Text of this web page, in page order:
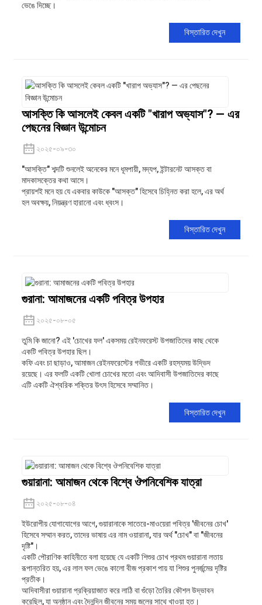
ভেঙে দিচ্ছে।
বিস্তারিত দেখুন
আসক্তি কি আসলেই কেবল একটি "খারাপ অভ্যাস"? — এর
পেছনের বিজ্ঞান উন্মোচন
২০২৫-০৯-৩০
"আসক্তি" শব্দটি শুনলেই অনেকের মনে ধূমপায়ী, মদ্যপ, ইন্টারনেট আসক্ত বা
মাদকাসক্তের কথা আসে।
প্রায়শই মনে হয় যে একবার কাউকে "আসক্ত" হিসেবে চিহ্নিত করা হলে, এর অর্থ
হল অবক্ষয়, নিয়ন্ত্রণ হারানো এবং ধ্বংস।
বিস্তারিত দেখুন
গুরানা: আমাজনের একটি পবিত্র উপহার
২০২৫-০৮-০৫
তুমি কি জানো? এই 'চোখের ফল' একসময় রেইনফরেস্ট উপজাতিদের কাছ থেকে
একটি পবিত্র উপহার ছিল।
কফি এবং চা ছাড়াও, আমাজন রেইনফরেস্টের গভীরে একটি রহস্যময় উদ্ভিদ
রয়েছে। এর ফলটি একটি খোলা চোখের মতো এবং আদিবাসী উপজাতিদের কাছে
এটি একটি ঐশ্বরিক শক্তির উৎস হিসেবে সম্মানিত।
বিস্তারিত দেখুন
গুয়ারানা: আমাজন থেকে বিশ্বে ঔপনিবেশিক যাত্রা
২০২৫-০৮-০৪
ইউরোপীয় যোগাযোগের আগে, গুয়ারানাকে সাতেরে-মাওয়েরা পবিত্র 'জীবনের চোখ'
হিসেবে সম্মান করত, তাদের ভাষায় এর নাম ওয়ারানা, যার অর্থ "চোখ" বা "জীবনের
দৃষ্টি"।
একটি পৌরাণিক কাহিনীতে বলা হয়েছে যে একটি শিশুর চোখ প্রথম গুয়ারানা লতায়
রূপান্তরিত হয়, এর লাল ফল ভেঙে কালো বীজ প্রকাশ পায় যা শিশুর পুনর্জন্মের দৃষ্টির
প্রতীক।
আদিবাসীরা গুয়ারানা প্রক্রিয়াজাত করে লাঠি বা গুঁড়ো তৈরির কৌশল উদ্ভাবন
করেছিল, যা অনুষ্ঠান এবং দৈনন্দিন জীবনের সময় জলের সাথে খাওয়া হত।